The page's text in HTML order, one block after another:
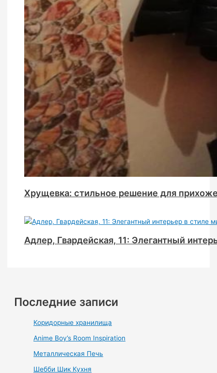
Хрущевка: стильное решение для
Адлер, Гвардейская, 11: Элегантный
Последние записи
Коридорные хранилища
Anime Boy’s Room Inspiration
Металлическая Печь
Шебби Шик Кухня